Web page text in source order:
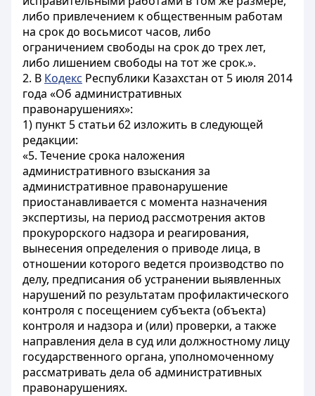
либо привлечением к общественным работам
на срок до восьмисот часов, либо
ограничением свободы на срок до трех лет,
либо лишением свободы на тот же срок.».
2. В Кодекс Республики Казахстан от 5 июля 2014
года «Об административных
правонарушениях»:
1) пункт 5 статьи 62 изложить в следующей
редакции:
«5. Течение срока наложения
административного взыскания за
административное правонарушение
приостанавливается с момента назначения
экспертизы, на период рассмотрения актов
прокурорского надзора и реагирования,
вынесения определения о приводе лица, в
отношении которого ведется производство по
делу, предписания об устранении выявленных
нарушений по результатам профилактического
контроля с посещением субъекта (объекта)
контроля и надзора и (или) проверки, а также
направления дела в суд или должностному лицу
государственного органа, уполномоченному
рассматривать дела об административных
правонарушениях.